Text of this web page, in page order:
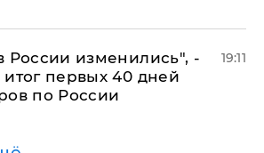
России изменились", -
первых 40 дней
по России
19:11